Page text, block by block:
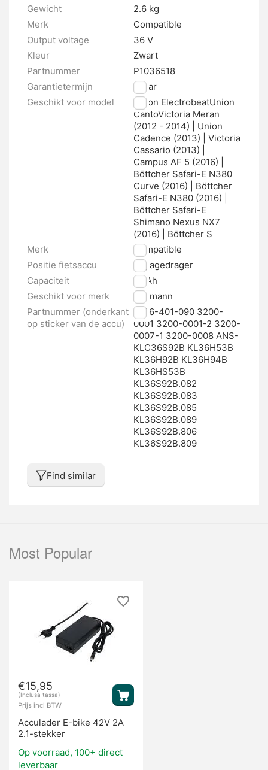
Gewicht
2.6 kg
Merk
Compatible
Output voltage
36 V
Kleur
Zwart
Partnummer
P1036518
Garantietermijn
2 jaar
Geschikt voor model
Union ElectrobeatUnion
CantoVictoria Meran
(2012 - 2014) | Union
Cadence (2013) | Victoria
Cassario (2013) |
Campus AF 5 (2016) |
Böttcher Safari-E N380
Curve (2016) | Böttcher
Safari-E N380 (2016) |
Böttcher Safari-E
Shimano Nexus NX7
(2016) | Böttcher S
Merk
Compatible
Positie fietsaccu
Bagagedrager
Capaciteit
14 Ah
Geschikt voor merk
Ansmann
Partnummer (onderkant
op sticker van de accu)
1036-401-090 3200-
0001 3200-0001-2 3200-
0007-1 3200-0008 ANS-
KLC36S92B KL36H53B
KL36H92B KL36H94B
KL36HS53B
KL36S92B.082
KL36S92B.083
KL36S92B.085
KL36S92B.089
KL36S92B.806
KL36S92B.809
Find similar
Most Popular
€15,95
(Inclusa tassa)
Prijs incl BTW
Acculader E-bike 42V 2A
2.1-stekker
Op voorraad, 100+ direct
leverbaar